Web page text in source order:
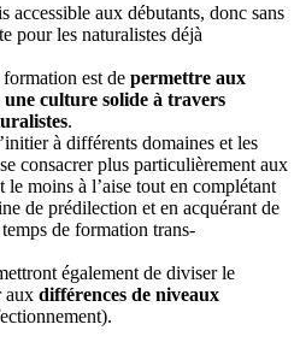
accessible aux débutants, donc sans
pour les naturalistes déjà
est de permettre aux
culture solide à travers
.
à différents domaines et les
consacrer plus particulièrement aux
le moins à l’aise tout en complétant
de prédilection et en acquérant de
de formation trans-
également de diviser le
aux différences de niveaux